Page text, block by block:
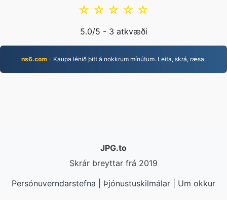
☆
☆
☆
☆
☆
5.0/5 - 3 atkvæði
ns6.com - Kaupa lénið þitt á nokkrum mínútum. Leita, skrá, ræsa.
JPG.to
Skrár breyttar frá 2019
Persónuverndarstefna
Þjónustuskilmálar
Um okkur